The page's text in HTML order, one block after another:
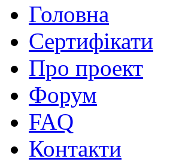
Головна
Сертифікати
Про проект
Форум
FAQ
Контакти